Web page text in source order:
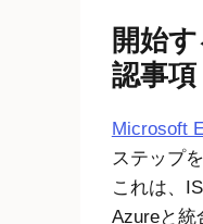
開始
認事項
Microsoft
ステップ
これは、
Azureと統